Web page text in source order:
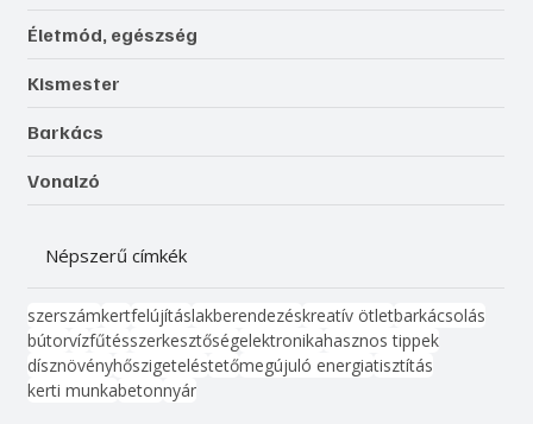
Életmód, egészség
Kismester
Barkács
Vonalzó
Népszerű címkék
szerszámkertfelújításlakberendezéskreatív ötletbarkácsolás
bútorvízfűtésszerkesztőségelektronikahasznos tippek
dísznövényhőszigeteléstetőmegújuló energiatisztítás
kerti munkabetonnyár